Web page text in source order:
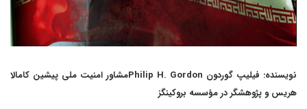
نویسنده: فیلیپ گوردون Philip H. Gordonمشاور امنیت ملی پیشین کامالا
هریس و پژوهشگر در مؤسسه بروکینگز